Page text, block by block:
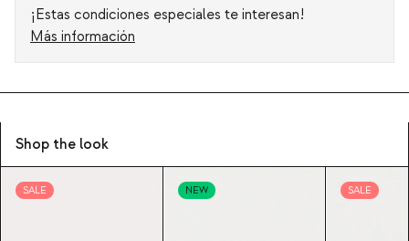
¡Estas condiciones especiales te interesan!
Más información
Shop the look
SALE NEW SALE